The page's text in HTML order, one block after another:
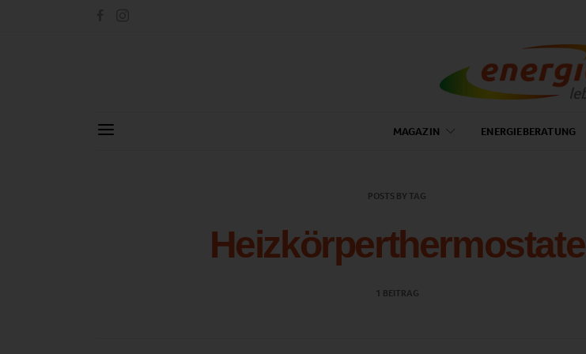
MAGAZIN ENERGIEBERATUNG
POSTS BY TAG
Heizkörperthermostate
1 BEITRAG